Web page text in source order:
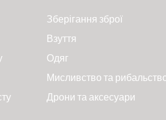
Зберігання зброї
Взуття
Одяг
Мисливство та
Дрони та аксесуари